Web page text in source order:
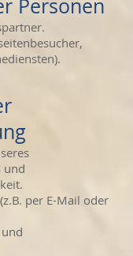
Personen
und
per E-Mail oder